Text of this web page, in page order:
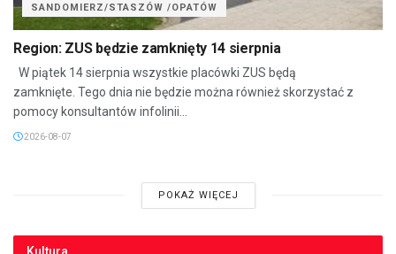
SANDOMIERZ/STASZÓW /OPATÓW
Region: ZUS będzie zamknięty 14 sierpnia
W piątek 14 sierpnia wszystkie placówki ZUS będą
zamknięte. Tego dnia nie będzie można również skorzystać z
pomocy konsultantów infolinii...
2026-08-07
POKAŻ WIĘCEJ